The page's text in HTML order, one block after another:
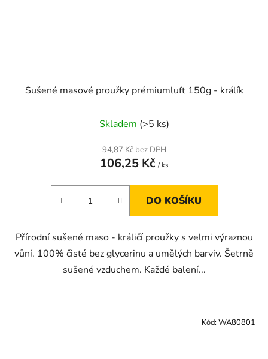
Sušené masové proužky prémiumluft 150g - králík
Skladem (>5 ks)
94,87 Kč bez DPH
106,25 Kč / ks
DO KOŠÍKU
Přírodní sušené maso - králičí proužky s velmi výraznou
vůní. 100% čisté bez glycerinu a umělých barviv. Šetrně
sušené vzduchem. Každé balení...
Kód: WA80801